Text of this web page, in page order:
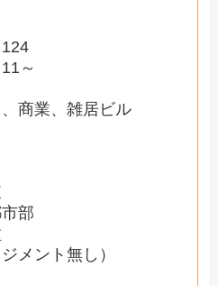
～
商業、雑居ビル
部
メント無し）